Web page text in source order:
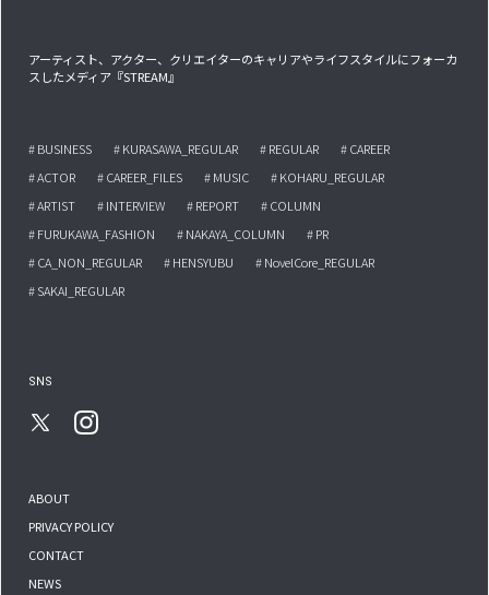
アーティスト、アクター、クリエイターのキャリアやライフスタイルにフォーカ
スしたメディア『STREAM』
# BUSINESS # KURASAWA_REGULAR # REGULAR
# CAREER
# ACTOR
# CAREER_FILES # MUSIC
# KOHARU_REGULAR
# ARTIST
# INTERVIEW # REPORT
# COLUMN
# FURUKAWA_FASHION
# NAKAYA_COLUMN
# PR
# CA_NON_REGULAR
# HENSYUBU
# NovelCore_REGULAR
# SAKAI_REGULAR
SNS
ABOUT
PRIVACY POLICY
CONTACT
NEWS